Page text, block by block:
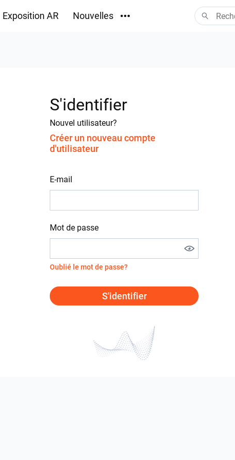
Exposition AR Nouvelles
S'identifier
Nouvel utilisateur?
Créer un nouveau compte
d'utilisateur
E-mail
Mot de passe
Oublié le mot de passe?
S'identifier